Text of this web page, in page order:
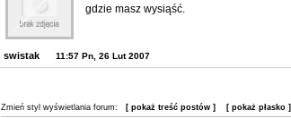
gdzie masz wysiąść.
swistak 11:57 Pn, 26 Lut 2007
Zmień styl wyświetlania forum: [ pokaż treść postów ] [ pokaż płasko ]